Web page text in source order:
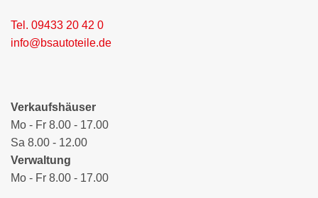
Tel. 09433 20 42 0
info@bsautoteile.de
Verkaufshäuser
Mo - Fr 8.00 - 17.00
Sa 8.00 - 12.00
Verwaltung
Mo - Fr 8.00 - 17.00